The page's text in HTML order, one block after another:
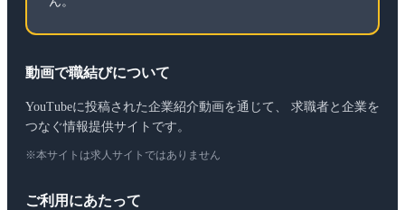
動画で職結びについて
YouTubeに投稿された企業紹介動画を通じて、 求職者と企業を
つなぐ情報提供サイトです。
※本サイトは求人サイトではありません
ご利用にあたって